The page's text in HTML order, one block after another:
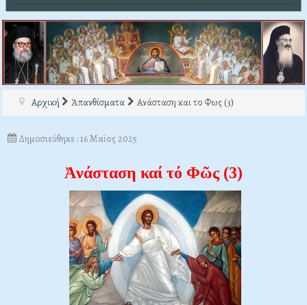
Αρχική Ἀπανθίσματα Ανάσταση και το Φως (3)
Δημοσιεύθηκε : 16 Μαϊος 2025
Ἀνάσταση καί τό Φῶς (3)